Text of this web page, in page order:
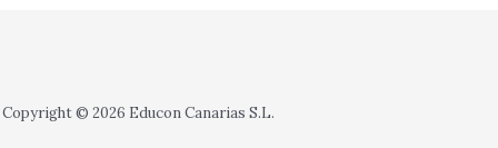
Copyright © 2026 Educon Canarias S.L.